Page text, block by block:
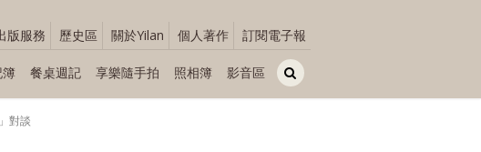
版服務 歷史區 關於Yilan 個人著作 訂閱電子報
簿 餐桌週記 享樂隨手拍 照相簿 影音區
對談